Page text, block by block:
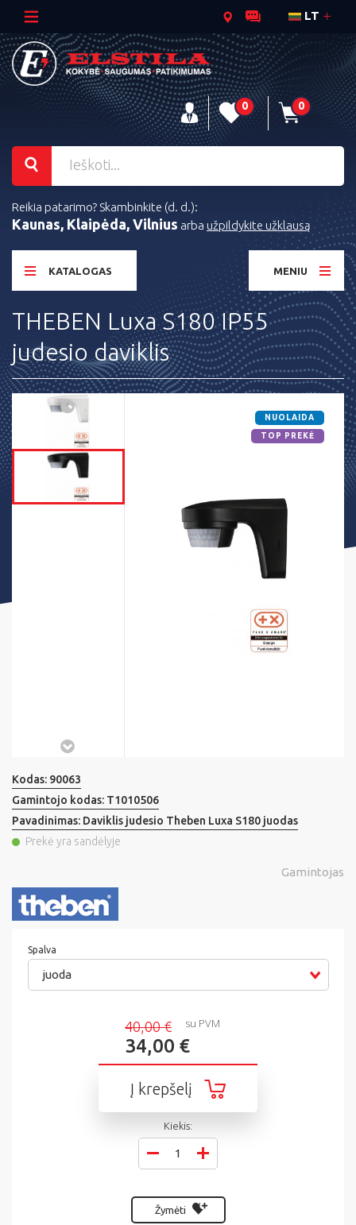
LT
0 0
Reikia patarimo? Skambinkite (d. d.):
Kaunas, Klaipėda, Vilnius arba užpildykite užklausą
KATALOGAS MENIU
THEBEN Luxa S180 IP55
judesio daviklis
NUOLAIDA
TOP PREKĖ
Kodas: 90063
Gamintojo kodas: T1010506
Pavadinimas: Daviklis judesio Theben Luxa S180 juodas
Prekė yra sandėlyje
Gamintojas
Spalva
juoda
40,00 €
34,00 €
su PVM
Į krepšelį
Kiekis:
Žymėti